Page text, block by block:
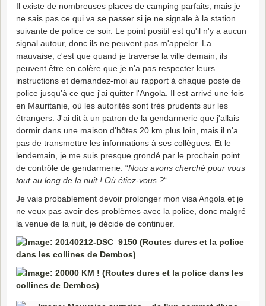
Il existe de nombreuses places de camping parfaits, mais je
ne sais pas ce qui va se passer si je ne signale à la station
suivante de police ce soir. Le point positif est qu'il n'y a aucun
signal autour, donc ils ne peuvent pas m'appeler. La
mauvaise, c'est que quand je traverse la ville demain, ils
peuvent être en colère que je n'a pas respecter leurs
instructions et demandez-moi au rapport à chaque poste de
police jusqu'à ce que j'ai quitter l'Angola. Il est arrivé une fois
en Mauritanie, où les autorités sont très prudents sur les
étrangers. J'ai dit à un patron de la gendarmerie que j'allais
dormir dans une maison d'hôtes 20 km plus loin, mais il n'a
pas de transmettre les informations à ses collègues. Et le
lendemain, je me suis presque grondé par le prochain point
de contrôle de gendarmerie. “Nous avons cherché pour vous
tout au long de la nuit ! Où étiez-vous ?“.
Je vais probablement devoir prolonger mon visa Angola et je
ne veux pas avoir des problèmes avec la police, donc malgré
la venue de la nuit, je décide de continuer.